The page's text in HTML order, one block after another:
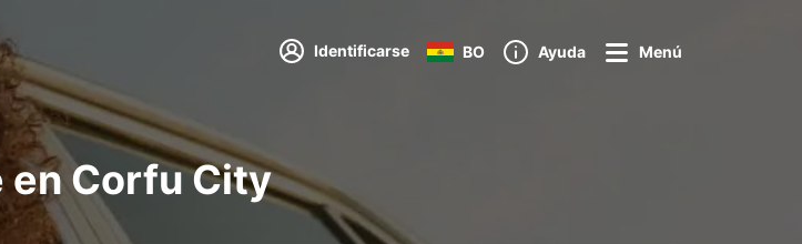
Identificarse BO Ayuda Menú
Corfu City